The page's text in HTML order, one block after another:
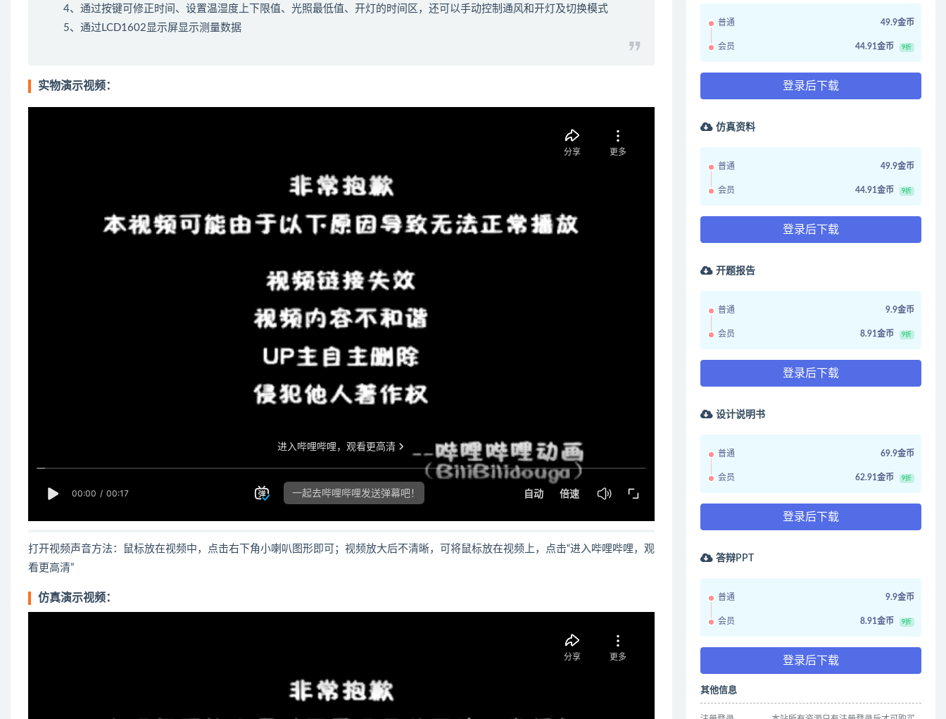
4、通过按键可修正时间、设置温湿度上下限值、光照最低值、 开灯的时间区，还可以手动控制通风和开灯及切换模式
5、通过LCD1602显示屏显示测量数据
实物演示视频：
打开视频声音方法：鼠标放在视频中，点击右下角小喇叭图形即可；视频放大后不清晰，可将鼠标放在视频上，点击“进入哔哩哔哩，观
看更高清”
仿真演示视频：
普通 49.9金币
会员 44.91金币 9折
登录后下载
仿真资料
普通 49.9金币
会员 44.91金币 9折
登录后下载
开题报告
普通 9.9金币
会员 8.91金币 9折
登录后下载
设计说明书
普通 69.9金币
会员 62.91金币 9折
登录后下载
答辩PPT
普通 9.9金币
会员 8.91金币 9折
登录后下载
其他信息